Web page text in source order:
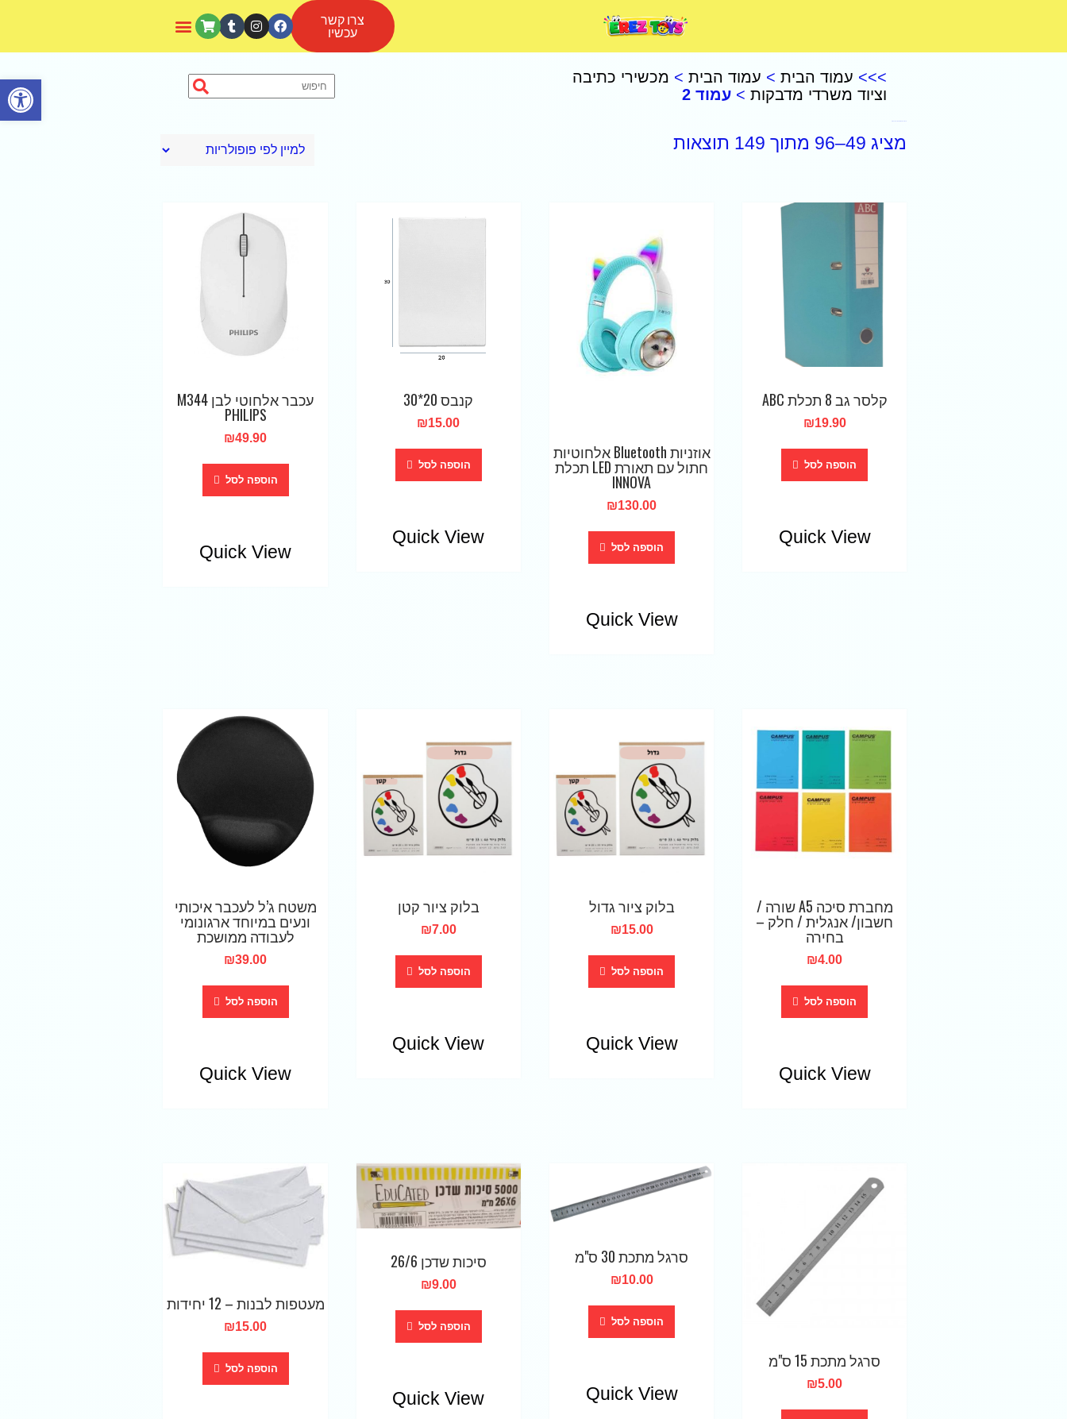
פתח סרגל נגישות
צרו קשר
עכשיו
>>> עמוד הבית > עמוד הבית > מכשירי כתיבה
וציוד משרדי מדבקות > עמוד 2
מציג 49–96 מתוך 149 תוצאות
קלסר גב 8 תכלת ABC
₪19.90
הוספה לסל
Quick View
אוזניות Bluetooth אלחוטיות
חתול עם תאורת LED תכלת
INNOVA
₪130.00
הוספה לסל
Quick View
קנבס 20*30
₪15.00
הוספה לסל
Quick View
עכבר אלחוטי לבן M344
PHILIPS
₪49.90
הוספה לסל
Quick View
מחברת סיכה A5 שורה /
חשבון/ אנגלית / חלק –
בחירה
₪4.00
הוספה לסל
Quick View
בלוק ציור גדול
₪15.00
הוספה לסל
Quick View
בלוק ציור קטן
₪7.00
הוספה לסל
Quick View
משטח ג’ל לעכבר איכותי
ונעים במיוחד ארגונומי
לעבודה ממושכת
₪39.00
הוספה לסל
Quick View
סרגל מתכת 15 ס"מ
₪5.00
סרגל מתכת 30 ס"מ
₪10.00
הוספה לסל
Quick View
סיכות שדכן 26/6
₪9.00
הוספה לסל
Quick View
מעטפות לבנות – 12 יחידות
₪15.00
הוספה לסל